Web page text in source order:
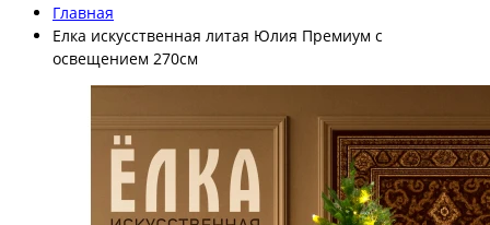
Главная
Елка искусственная литая Юлия Премиум с
освещением 270см